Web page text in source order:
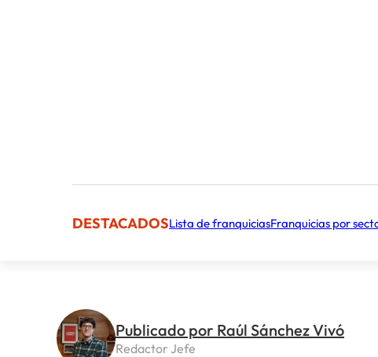
DESTACADOSLista de franquiciasFranquicias por
Publicado por Raúl Sánchez Vivó
Redactor Jefe